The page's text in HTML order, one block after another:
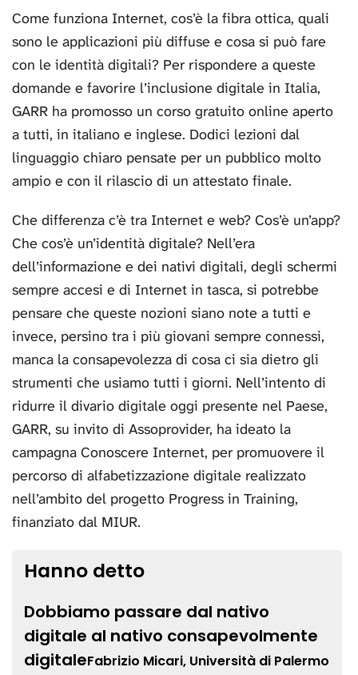
Come funziona Internet, cos’è la fibra ottica, quali
sono le applicazioni più diffuse e cosa si può fare
con le identità digitali? Per rispondere a queste
domande e favorire l’inclusione digitale in Italia,
GARR ha promosso un corso gratuito online aperto
a tutti, in italiano e inglese. Dodici lezioni dal
linguaggio chiaro pensate per un pubblico molto
ampio e con il rilascio di un attestato finale.
Che differenza c’è tra Internet e web? Cos’è un’app?
Che cos’è un’identità digitale? Nell’era
dell’informazione e dei nativi digitali, degli schermi
sempre accesi e di Internet in tasca, si potrebbe
pensare che queste nozioni siano note a tutti e
invece, persino tra i più giovani sempre connessi,
manca la consapevolezza di cosa ci sia dietro gli
strumenti che usiamo tutti i giorni. Nell’intento di
ridurre il divario digitale oggi presente nel Paese,
GARR, su invito di Assoprovider, ha ideato la
campagna Conoscere Internet, per promuovere il
percorso di alfabetizzazione digitale realizzato
nell’ambito del progetto Progress in Training,
finanziato dal MIUR.
Hanno detto
Dobbiamo passare dal nativo
digitale al nativo consapevolmente
digitaleFabrizio Micari, Università di Palermo